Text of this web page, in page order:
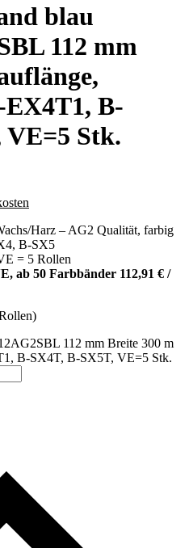
blau
112 mm
B-
VE=5 Stk.
Harz – AG2 Qualität, farbig
B-SX5
= 5 Rollen
ab 50 Farbbänder 112,91 € /
112 mm Breite 300 m
B-SX4T, B-SX5T, VE=5 Stk.